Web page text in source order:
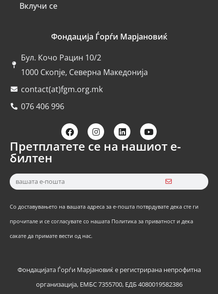
Вклучи се
Фондација Ѓорѓи Марјановиќ
Бул. Кочо Рацин 10/2
1000 Скопје, Северна Македонија
contact(at)fgm.org.mk
076 406 996
Претплатете се на нашиот е-
билтен
Со доставувањето на вашата адреса за е-пошта потврдувате дека сте ги
прочитале и се согласувате со нашата Политика за приватност и дека
сакате да примате вести од нас.
Фондацијата Ѓорѓи Марјановиќ е регистрирана непрофитна
организација, ЕМБС 7355700, ЕДБ 4080019582386